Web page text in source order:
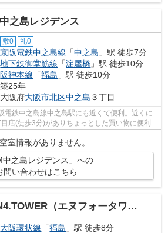
之島レジデンス
敷0 礼0
京阪電鉄中之島線 「中之島 」駅 徒歩7分
地下鉄御堂筋線 「淀屋橋 」駅 徒歩10分
阪神本線 「福島 」駅 徒歩10分
築25年
大阪府大阪市北区中之島 ３丁目
電鉄中之島線中之島駅にも近くて便利。近くに
店(徒歩3分)がありちょっとした買い物に便利で
室情報がありません。
中之島レジデンス」への
問い合わせはこちら
（エヌフォータワー）
大阪環状線 「福島 」駅 徒歩8分